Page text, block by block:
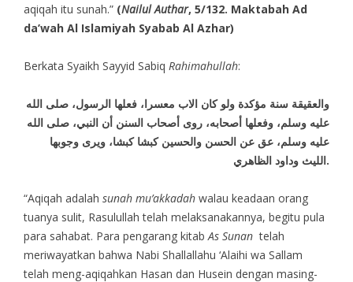
aqiqah itu sunah.” (Nailul Authar, 5/132. Maktabah Ad
da’wah Al Islamiyah Syabab Al Azhar)
Berkata Syaikh Sayyid Sabiq Rahimahullah:
والعقيقة سنة مؤكدة ولو كان الاب معسرا، فعلها الرسول، صلى الله
عليه وسلم، وفعلها أصحابه، روى أصحاب السنن أن النبي، صلى الله
عليه وسلم، عق عن الحسن والحسين كبشا كبشا، ويرى وجوبها
الليث وداود الظاهري.
“Aqiqah adalah sunah mu’akkadahwalau keadaan orang
tuanya sulit, Rasulullah telah melaksanakannya, begitu pula
para sahabat. Para pengarang kitab As Sunan telah
meriwayatkan bahwa Nabi Shallallahu ‘Alaihi wa Sallam
telah meng-aqiqahkan Hasan dan Husein dengan masing-